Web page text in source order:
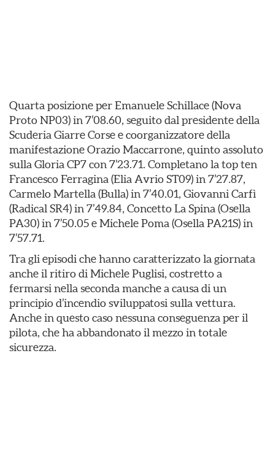
Quarta posizione per Emanuele Schillace (Nova
Proto NP03) in 7’08.60, seguito dal presidente della
Scuderia Giarre Corse e coorganizzatore della
manifestazione Orazio Maccarrone, quinto assoluto
sulla Gloria CP7 con 7’23.71. Completano la top ten
Francesco Ferragina (Elia Avrio ST09) in 7’27.87,
Carmelo Martella (Bulla) in 7’40.01, Giovanni Carfì
(Radical SR4) in 7’49.84, Concetto La Spina (Osella
PA30) in 7’50.05 e Michele Poma (Osella PA21S) in
7’57.71.
Tra gli episodi che hanno caratterizzato la giornata
anche il ritiro di Michele Puglisi, costretto a
fermarsi nella seconda manche a causa di un
principio d’incendio sviluppatosi sulla vettura.
Anche in questo caso nessuna conseguenza per il
pilota, che ha abbandonato il mezzo in totale
sicurezza.